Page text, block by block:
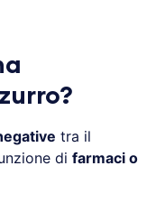
tra il
di farmaci o